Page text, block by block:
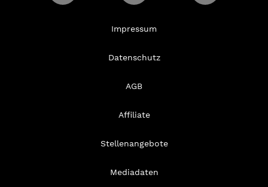
Impressum
Datenschutz
AGB
Affiliate
Stellenangebote
Mediadaten